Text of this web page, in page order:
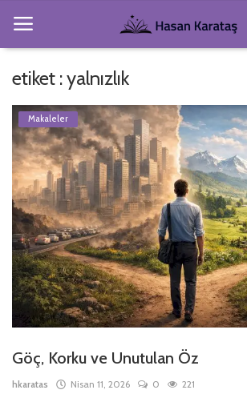
Köşe Yazıları
Gezi ve Resimler
Hakkımda
Şiirler
Kitaplar
Giriş
etiket : yalnızlık
Makaleler
Göç, Korku ve Unutulan Öz
hkaratas Nisan 11, 2026 0 221